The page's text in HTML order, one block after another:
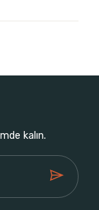
kalın.